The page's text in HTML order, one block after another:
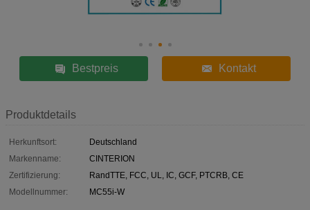
Bestpreis Kontakt
Produktdetails
Herkunftsort:
Deutschland
Markenname:
CINTERION
Zertifizierung:
RandTTE, FCC, UL, IC, GCF, PTCRB, CE
Modellnummer:
MC55i-W